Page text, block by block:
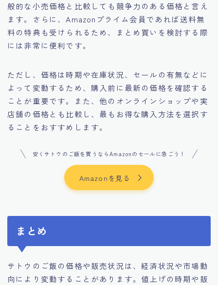
般的な小売価格と比較しても競争力のある価格と言え
ます。​さらに、Amazonプライム会員であれば送料無
料の特典も受けられるため、まとめ買いを検討する際
には非常に便利です。​
ただし、価格は時期や在庫状況、セールの有無などに
よって変動するため、購入前に最新の価格を確認する
ことが重要です。​また、他のオンラインショップや実
店舗の価格とも比較し、最もお得な購入方法を選択す
ることをおすすめします。​
安くサトウのご飯を買うならAmazonのセールに急ごう！
Amazonを見る
まとめ
サトウのご飯の価格や販売状況は、経済状況や市場動
向により変動することがあります。​値上げの時期や販